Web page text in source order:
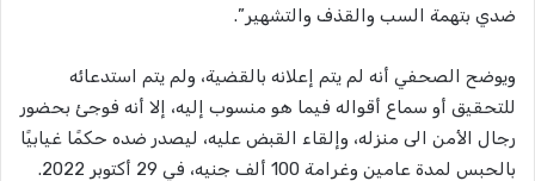
ضدي بتهمة السب والقذف والتشهير”.
ويوضح الصحفي أنه لم يتم إعلانه بالقضية، ولم يتم استدعائه
للتحقيق أو سماع أقواله فيما هو منسوب إليه، إلا أنه فوجئ بحضور
رجال الأمن الى منزله، وإلقاء القبض عليه، ليصدر ضده حكمًا غيابيًا
بالحبس لمدة عامين وغرامة 100 ألف جنيه، في 29 أكتوبر 2022.